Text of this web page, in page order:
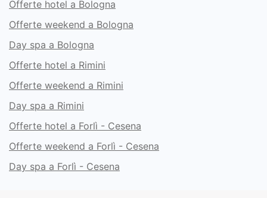
Offerte hotel a Bologna
Offerte weekend a Bologna
Day spa a Bologna
Offerte hotel a Rimini
Offerte weekend a Rimini
Day spa a Rimini
Offerte hotel a Forlì - Cesena
Offerte weekend a Forlì - Cesena
Day spa a Forlì - Cesena